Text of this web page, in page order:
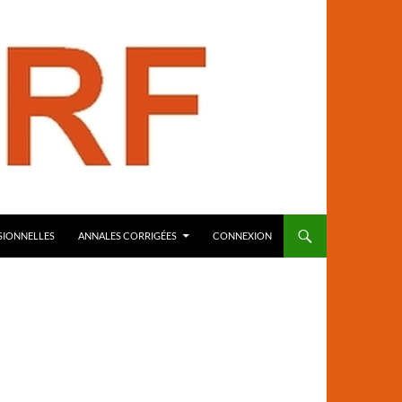
ANNALES CORRIGÉES CONNEXION